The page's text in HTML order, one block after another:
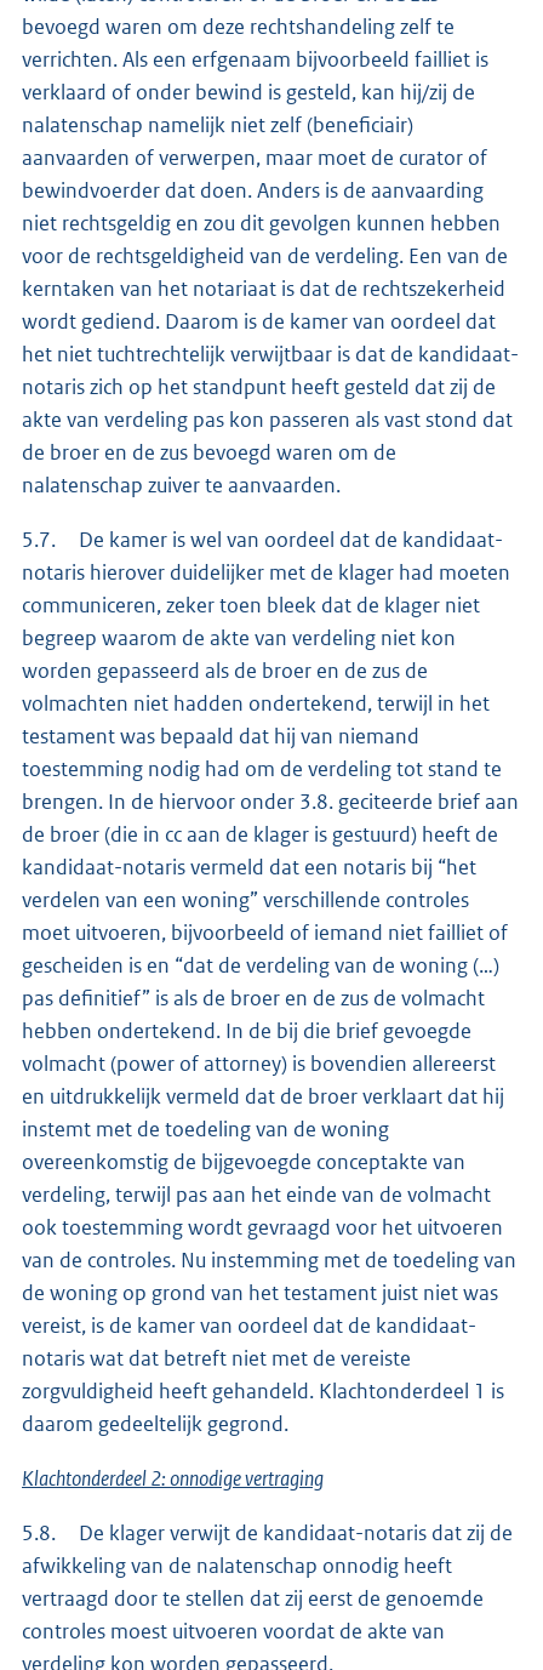
bevoegd waren om deze rechtshandeling zelf te
verrichten. Als een erfgenaam bijvoorbeeld failliet is
verklaard of onder bewind is gesteld, kan hij/zij de
nalatenschap namelijk niet zelf (beneficiair)
aanvaarden of verwerpen, maar moet de curator of
bewindvoerder dat doen. Anders is de aanvaarding
niet rechtsgeldig en zou dit gevolgen kunnen hebben
voor de rechtsgeldigheid van de verdeling. Een van de
kerntaken van het notariaat is dat de rechtszekerheid
wordt gediend. Daarom is de kamer van oordeel dat
het niet tuchtrechtelijk verwijtbaar is dat de kandidaat-
notaris zich op het standpunt heeft gesteld dat zij de
akte van verdeling pas kon passeren als vast stond dat
de broer en de zus bevoegd waren om de
nalatenschap zuiver te aanvaarden.
5.7. De kamer is wel van oordeel dat de kandidaat-
notaris hierover duidelijker met de klager had moeten
communiceren, zeker toen bleek dat de klager niet
begreep waarom de akte van verdeling niet kon
worden gepasseerd als de broer en de zus de
volmachten niet hadden ondertekend, terwijl in het
testament was bepaald dat hij van niemand
toestemming nodig had om de verdeling tot stand te
brengen. In de hiervoor onder 3.8. geciteerde brief aan
de broer (die in cc aan de klager is gestuurd) heeft de
kandidaat-notaris vermeld dat een notaris bij “het
verdelen van een woning” verschillende controles
moet uitvoeren, bijvoorbeeld of iemand niet failliet of
gescheiden is en “dat de verdeling van de woning (…)
pas definitief” is als de broer en de zus de volmacht
hebben ondertekend. In de bij die brief gevoegde
volmacht (power of attorney) is bovendien allereerst
en uitdrukkelijk vermeld dat de broer verklaart dat hij
instemt met de toedeling van de woning
overeenkomstig de bijgevoegde conceptakte van
verdeling, terwijl pas aan het einde van de volmacht
ook toestemming wordt gevraagd voor het uitvoeren
van de controles. Nu instemming met de toedeling van
de woning op grond van het testament juist niet was
vereist, is de kamer van oordeel dat de kandidaat-
notaris wat dat betreft niet met de vereiste
zorgvuldigheid heeft gehandeld. Klachtonderdeel 1 is
daarom gedeeltelijk gegrond.
Klachtonderdeel 2: onnodige vertraging
5.8. De klager verwijt de kandidaat-notaris dat zij de
afwikkeling van de nalatenschap onnodig heeft
vertraagd door te stellen dat zij eerst de genoemde
controles moest uitvoeren voordat de akte van
verdeling kon worden gepasseerd.